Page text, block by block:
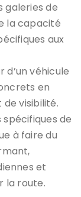
galeries de
la capacité
aux
véhicule
en
de visibilité.
de
à faire du
et
la route.